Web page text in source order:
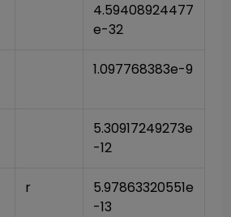
4.59408924477
e-32
1.097768383e-9
5.30917249273e
-12
r
5.97863320551e
-13